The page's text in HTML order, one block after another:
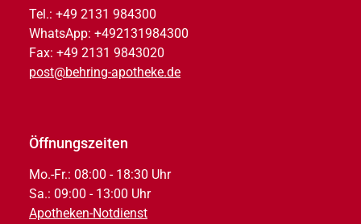
Tel.: +49 2131 984300
WhatsApp: +492131984300
Fax: +49 2131 9843020
post@behring-apotheke.de
Öffnungszeiten
Mo.-Fr.: 08:00 - 18:30 Uhr
Sa.: 09:00 - 13:00 Uhr
Apotheken-Notdienst